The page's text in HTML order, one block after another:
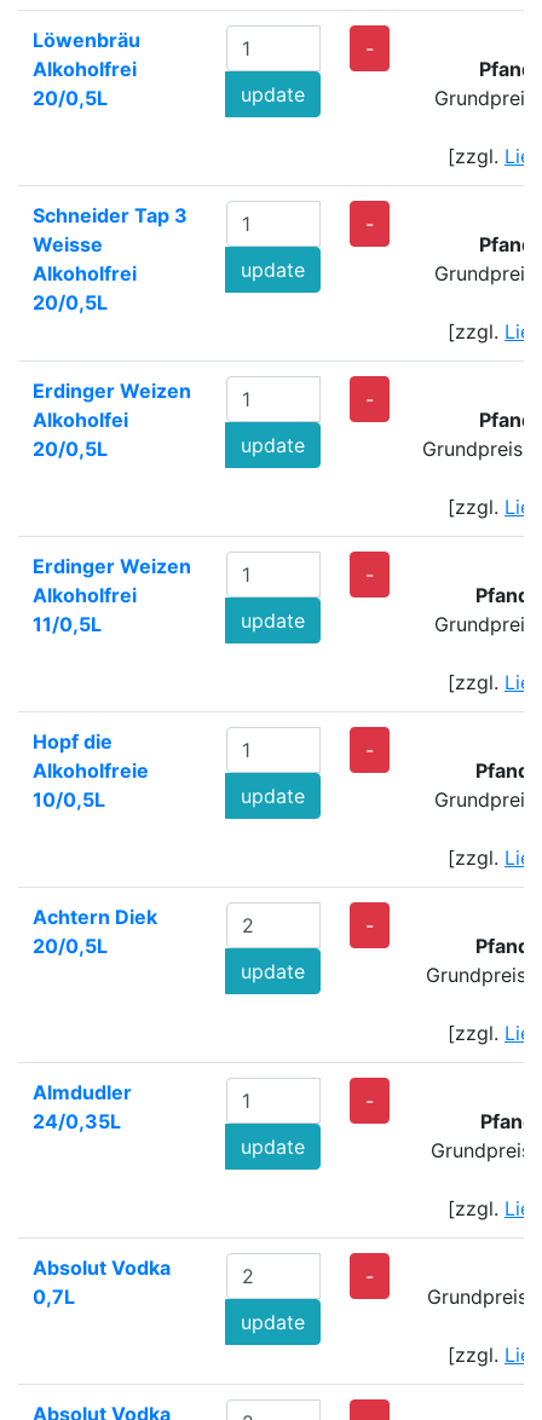
Löwenbräu
Alkoholfrei
20/0,5L
update
-
[zzgl.
Schneider Tap 3
Weisse
Alkoholfrei
20/0,5L
update
-
[zzgl.
Erdinger Weizen
Alkoholfei
20/0,5L
update
-
Grundpreis:
[zzgl.
Erdinger Weizen
Alkoholfrei
11/0,5L
update
-
Pfand:
[zzgl.
Hopf die
Alkoholfreie
10/0,5L
update
-
Pfand:
[zzgl.
Achtern Diek
20/0,5L
update
-
Pfand:
Grundpreis:
[zzgl.
Almdudler
24/0,35L
update
-
Grundpreis:
[zzgl.
Absolut Vodka
0,7L
update
-
Grundpreis:
[zzgl.
Absolut Vodka